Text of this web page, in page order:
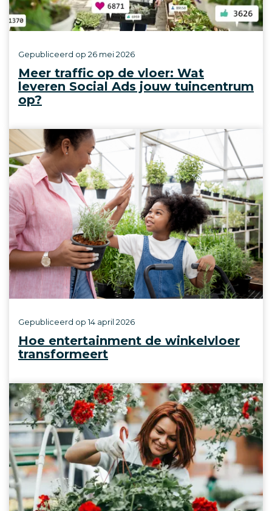
Meer traffic op de vloer: Wat
leveren Social Ads jouw tuincentrum
op?
Gepubliceerd op 26 mei 2026
Hoe entertainment de winkelvloer
transformeert
Gepubliceerd op 14 april 2026